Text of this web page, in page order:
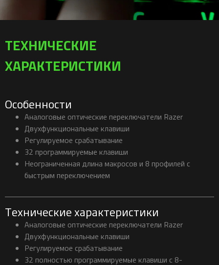
ТЕХНИЧЕСКИЕ
ХАРАКТЕРИСТИКИ
Особенности
Аналоговые оптические переключатели Razer
Двухфункциональные клавиши
Регулируемое срабатывание
32 программируемые клавиши
Неограниченная длина макросов и 8 профилей с
быстрым переключением
Технические характеристики
Аналоговые оптические переключатели Razer
Двухфункциональные клавиши
Регулируемое срабатывание
32 полностью программируемые клавиши с 8-